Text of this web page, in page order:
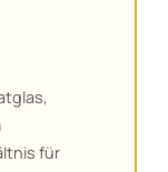
für